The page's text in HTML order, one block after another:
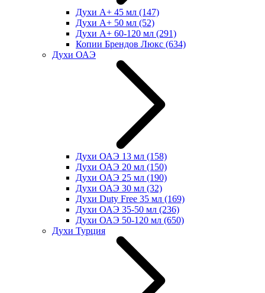
Духи А+ 45 мл (147)
Духи А+ 50 мл (52)
Духи А+ 60-120 мл (291)
Копии Брендов Люкс (634)
Духи ОАЭ
Духи ОАЭ 13 мл (158)
Духи ОАЭ 20 мл (150)
Духи ОАЭ 25 мл (190)
Духи ОАЭ 30 мл (32)
Духи Duty Free 35 мл (169)
Духи ОАЭ 35-50 мл (236)
Духи ОАЭ 50-120 мл (650)
Духи Турция